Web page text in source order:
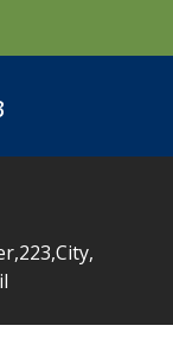
,223,City,